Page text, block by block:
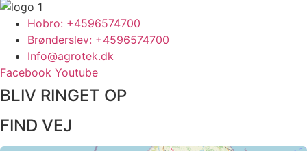
Hobro: +4596574700
Brønderslev: +4596574700
Info@agrotek.dk
Facebook Youtube
BLIV RINGET OP​
FIND VEJ​